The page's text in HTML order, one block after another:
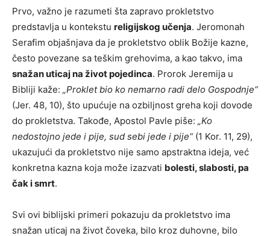
Prvo, važno je razumeti šta zapravo prokletstvo
predstavlja u kontekstu religijskog učenja. Jeromonah
Serafim objašnjava da je prokletstvo oblik Božije kazne,
često povezane sa teškim grehovima, a kao takvo, ima
snažan uticaj na život pojedinca. Prorok Jeremija u
Bibliji kaže: „Proklet bio ko nemarno radi delo Gospodnje“
(Jer. 48, 10), što upućuje na ozbiljnost greha koji dovode
do prokletstva. Takođe, Apostol Pavle piše: „Ko
nedostojno jede i pije, sud sebi jede i pije“(1 Kor. 11, 29),
ukazujući da prokletstvo nije samo apstraktna ideja, već
konkretna kazna koja može izazvati bolesti, slabosti, pa
čak i smrt.
Svi ovi biblijski primeri pokazuju da prokletstvo ima
snažan uticaj na život čoveka, bilo kroz duhovne, bilo